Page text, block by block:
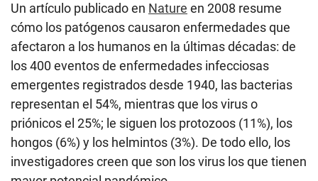
Un artículo publicado en Nature en 2008 resume
cómo los patógenos causaron enfermedades que
afectaron a los humanos en la últimas décadas: de
los 400 eventos de enfermedades infecciosas
emergentes registrados desde 1940, las bacterias
representan el 54%, mientras que los virus o
priónicos el 25%; le siguen los protozoos (11%), los
hongos (6%) y los helmintos (3%). De todo ello, los
investigadores creen que son los virus los que tienen